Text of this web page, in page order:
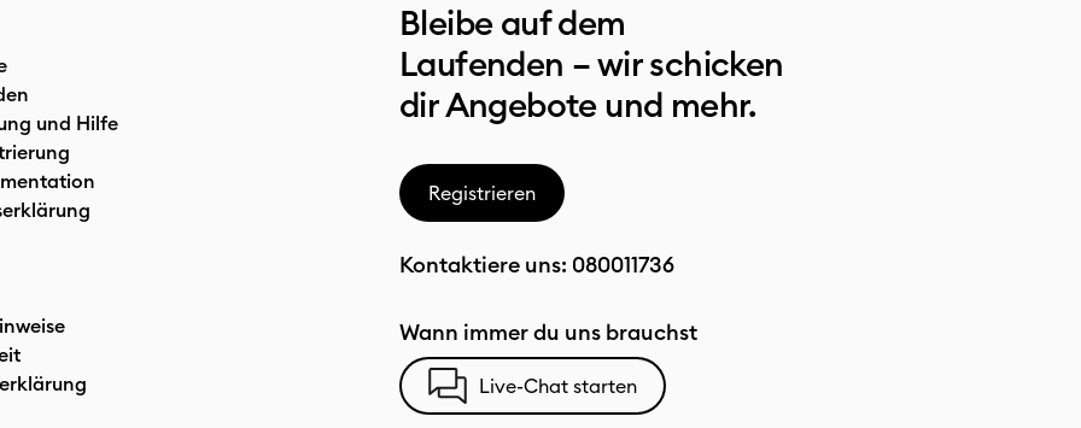
und Hilfe
Bleibe auf dem
Laufenden – wir schicken
dir Angebote und mehr.
Registrieren
Kontaktiere uns: 080011736
Wann immer du uns brauchst
Live-Chat starten